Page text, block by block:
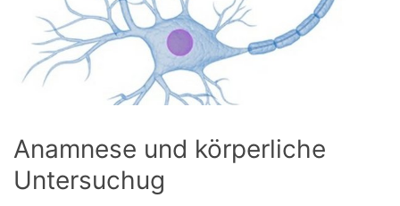
Anamnese und körperliche
Untersuchug